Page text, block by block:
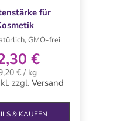
für
GMO-frei
€
€ / kg
zzgl. Versand
& KAUFEN